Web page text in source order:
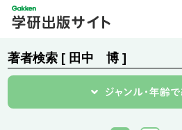
著者検索 [ 田中 博 ]